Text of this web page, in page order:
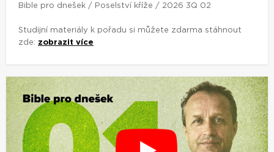
Bible pro dnešek / Poselství kříže / 2026 3Q 02
Studijní materiály k pořadu si můžete zdarma stáhnout
zde: zobrazit více